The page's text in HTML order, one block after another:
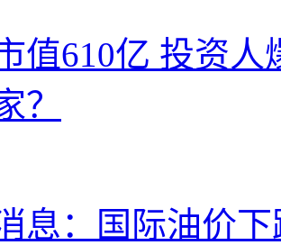
值610亿 投资
？
息：国际油价